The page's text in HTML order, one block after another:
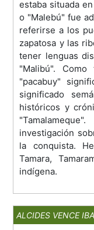
estaba situada
o "Malebú" fue
referirse a los
zapatosa y las
tener lenguas
"Malibú".
"pacabuy"
significado
históricos y
investigación
la conquista.
Tamara,
indígena.
ALCIDES VENCE